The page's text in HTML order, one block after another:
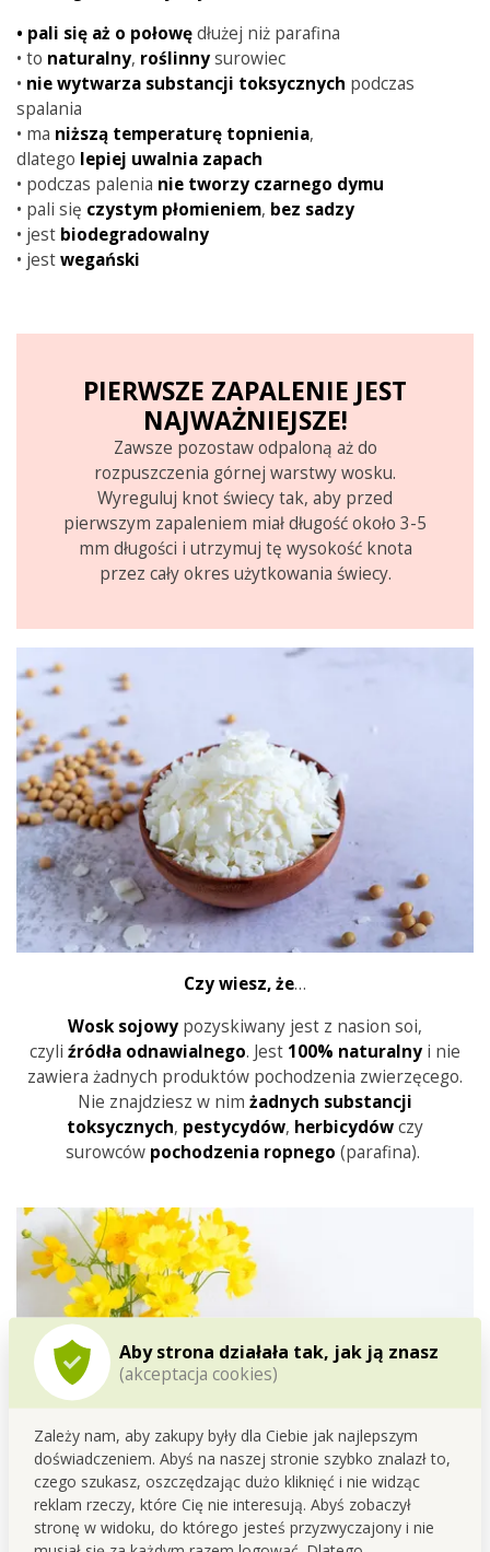
Aby strona działała tak, jak ją znasz
(akceptacja cookies)
Zależy nam, aby zakupy były dla Ciebie jak najlepszym
doświadczeniem. Abyś na naszej stronie szybko znalazł to,
czego szukasz, oszczędzając dużo kliknięć i nie widząc
reklam rzeczy, które Cię nie interesują. Abyś zobaczył
stronę w widoku, do którego jesteś przyzwyczajony i nie
• pali się aż o połowędłużej niż parafina
• to naturalny, roślinnysurowiec
• nie wytwarza substancji toksycznych podczas
spalania
• ma niższą temperaturę topnienia,
dlatego lepiej uwalnia zapach
• podczas palenia nie tworzy czarnego dymu
• pali się czystym płomieniem, bez sadzy
• jest biodegradowalny
• jestwegański
PIERWSZE ZAPALENIE JEST
NAJWAŻNIEJSZE!
Zawsze pozostaw odpaloną aż do
rozpuszczenia górnej warstwy wosku.
Wyreguluj knot świecy tak, aby przed
pierwszym zapaleniem miał długość około 3-5
mm długości i utrzymuj tę wysokość knota
przez cały okres użytkowania świecy.
Czy wiesz, że…
Wosk sojowy pozyskiwany jest z nasion soi,
czyli źródła odnawialnego. Jest 100% naturalny i nie
zawiera żadnych produktów pochodzenia zwierzęcego.
Nie znajdziesz w nim żadnych substancji
toksycznych, pestycydów, herbicydówczy
surowców pochodzenia ropnego (parafina).